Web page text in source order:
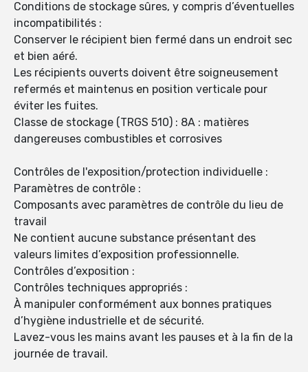
Conditions de stockage sûres, y compris d’éventuelles
incompatibilités :
Conserver le récipient bien fermé dans un endroit sec
et bien aéré.
Les récipients ouverts doivent être soigneusement
refermés et maintenus en position verticale pour
éviter les fuites.
Classe de stockage (TRGS 510) : 8A : matières
dangereuses combustibles et corrosives
Contrôles de l'exposition/protection individuelle :
Paramètres de contrôle :
Composants avec paramètres de contrôle du lieu de
travail
Ne contient aucune substance présentant des
valeurs limites d’exposition professionnelle.
Contrôles d’exposition :
Contrôles techniques appropriés :
À manipuler conformément aux bonnes pratiques
d’hygiène industrielle et de sécurité.
Lavez-vous les mains avant les pauses et à la fin de la
journée de travail.